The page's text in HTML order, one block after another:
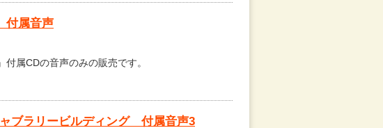
付属音声
属CDの音声のみの販売です。
ブラリービルディング 付属音声3